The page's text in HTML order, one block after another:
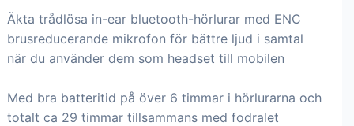
Äkta trådlösa in-ear bluetooth-hörlurar med ENC
brusreducerande mikrofon för bättre ljud i samtal
när du använder dem som headset till mobilen
Med bra batteritid på över 6 timmar i hörlurarna och
totalt ca 29 timmar tillsammans med fodralet